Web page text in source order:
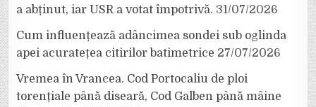
a abținut, iar USR a votat împotrivă. 31/07/2026
Cum influențează adâncimea sondei sub oglinda
apei acuratețea citirilor batimetrice 27/07/2026
Vremea în Vrancea. Cod Portocaliu de ploi
torențiale până diseară, Cod Galben până mâine